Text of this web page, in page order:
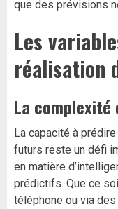
que des prévisions
Les
réalisation
La complexité
La capacité à
futurs reste un défi
en matière
prédictifs. Que ce
téléphone ou via